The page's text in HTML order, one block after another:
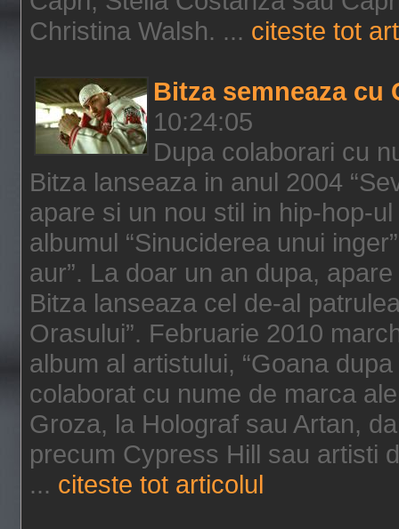
Christina Walsh. ... citeste tot
Bitza semneaza cu
10:24:05
Dupa colaborari cu
Bitza lanseaza in anul 2004
apare si un nou stil in hip-hop-
albumul “Sinuciderea unui
aur”. La doar un an dupa,
Bitza lanseaza cel de-al
Orasului”. Februarie 2010
album al artistului, “Goana
colaborat cu nume de marca
Groza, la Holograf sau Artan,
precum Cypress Hill sau artisti
... citeste tot articolul